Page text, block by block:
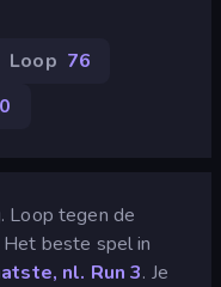
Loop 76
Loop tegen de
Het beste spel in
nl. Run 3. Je